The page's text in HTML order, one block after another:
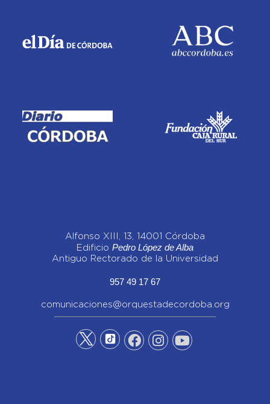
Alfonso XIII, 13, 14001 Córdoba
Edificio Pedro López de Alba
Antiguo Rectorado de la Universidad
957 49 17 67
comunicaciones@orquestadecordoba.org